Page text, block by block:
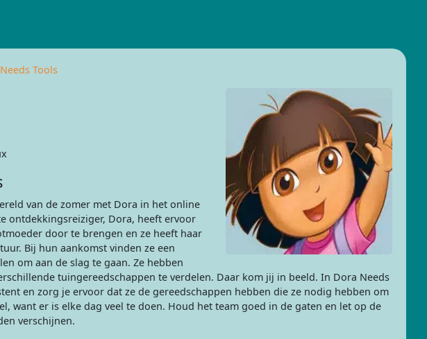
Tools
van de zomer met Dora in het online
ontdekkingsreiziger, Dora, heeft ervoor
door te brengen en ze heeft haar
Bij hun aankomst vinden ze een
om aan de slag te gaan. Ze hebben
tuingereedschappen te verdelen. Daar kom jij in beeld. In Dora Needs
en zorg je ervoor dat ze de gereedschappen hebben die ze nodig hebben om
want er is elke dag veel te doen. Houd het team goed in de gaten en let op de
verschijnen.